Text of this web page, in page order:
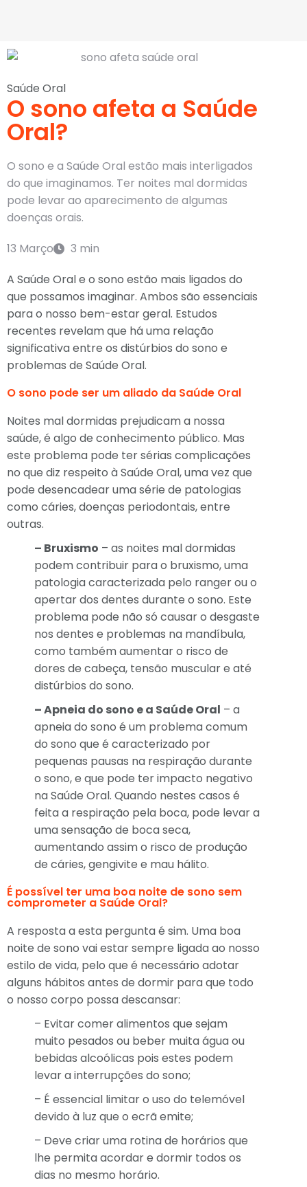
Saúde Oral
O sono afeta a Saúde
Oral?
O sono e a Saúde Oral estão mais interligados
do que imaginamos. Ter noites mal dormidas
pode levar ao aparecimento de algumas
doenças orais.
13 Março
3 min
A Saúde Oral e o sono estão mais ligados do
que possamos imaginar. Ambos são essenciais
para o nosso bem-estar geral. Estudos
recentes revelam que há uma relação
significativa entre os distúrbios do sono e
problemas de Saúde Oral.
O sono pode ser um aliado da Saúde Oral
Noites mal dormidas prejudicam a nossa
saúde, é algo de conhecimento público. Mas
este problema pode ter sérias complicações
no que diz respeito à Saúde Oral, uma vez que
pode desencadear uma série de patologias
como cáries, doenças periodontais, entre
outras.
– Bruxismo – as noites mal dormidas
podem contribuir para o bruxismo, uma
patologia caracterizada pelo ranger ou o
apertar dos dentes durante o sono. Este
problema pode não só causar o desgaste
nos dentes e problemas na mandíbula,
como também aumentar o risco de
dores de cabeça, tensão muscular e até
distúrbios do sono.
– Apneia do sono e a Saúde Oral – a
apneia do sono é um problema comum
do sono que é caracterizado por
pequenas pausas na respiração durante
o sono, e que pode ter impacto negativo
na Saúde Oral. Quando nestes casos é
feita a respiração pela boca, pode levar a
uma sensação de boca seca,
aumentando assim o risco de produção
de cáries, gengivite e mau hálito.
É possível ter uma boa noite de sono sem
comprometer a Saúde Oral?
A resposta a esta pergunta é sim. Uma boa
noite de sono vai estar sempre ligada ao nosso
estilo de vida, pelo que é necessário adotar
alguns hábitos antes de dormir para que todo
o nosso corpo possa descansar:
– Evitar comer alimentos que sejam
muito pesados ou beber muita água ou
bebidas alcoólicas pois estes podem
levar a interrupções do sono;
– É essencial limitar o uso do telemóvel
devido à luz que o ecrã emite;
– Deve criar uma rotina de horários que
lhe permita acordar e dormir todos os
dias no mesmo horário.